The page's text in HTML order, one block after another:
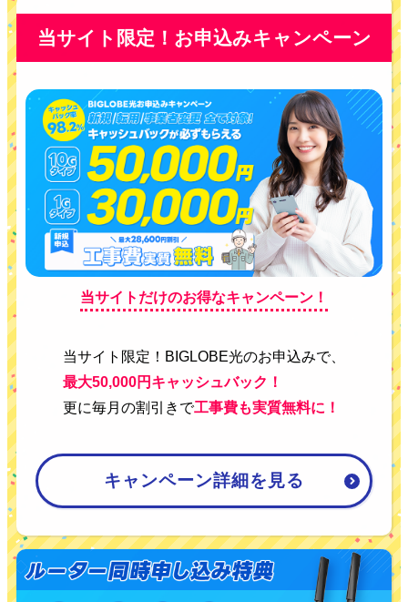
当サイト限定！お申込みキャンペーン
当サイトだけのお得なキャンペーン！
当サイト限定！BIGLOBE光のお申込みで、
最大50,000円キャッシュバック！
更に毎月の割引きで工事費も実質無料に！
キャンペーン詳細を見る